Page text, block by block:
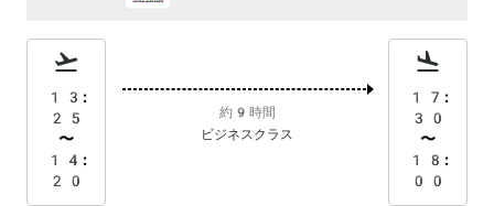
13:
25
〜
14:
20
約9時間
ビジネスクラス
17:
30
〜
18:
00